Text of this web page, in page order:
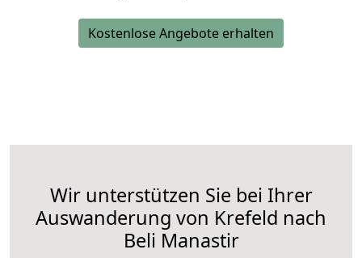
Kostenlose Angebote erhalten
Wir unterstützen Sie bei Ihrer
Auswanderung von Krefeld nach
Beli Manastir